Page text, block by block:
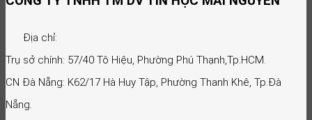
Địa chỉ:
Trụ sở chính: 57/40 Tô Hiệu, Phường Phú Thạnh,Tp.HCM.
CN Đà Nẵng: K62/17 Hà Huy Tập, Phường Thanh Khê, Tp.Đà
Nẵng.